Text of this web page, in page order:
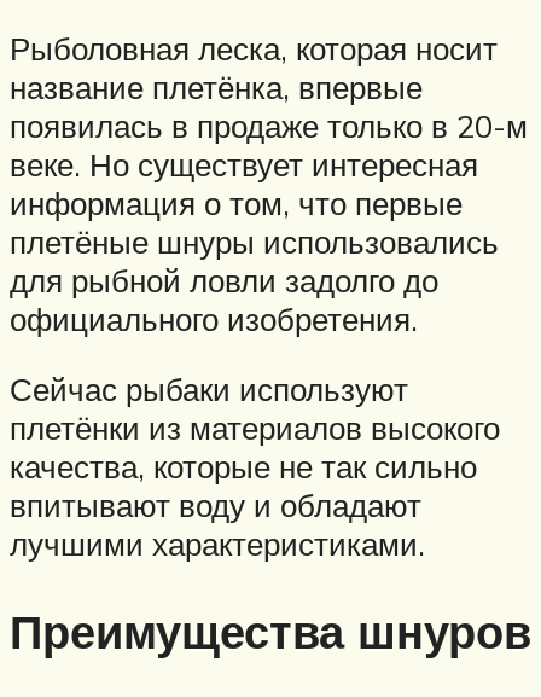
Рыболовная леска, которая носит
название плетёнка, впервые
появилась в продаже только в 20-м
веке. Но существует интересная
информация о том, что первые
плетёные шнуры использовались
для рыбной ловли задолго до
официального изобретения.
Сейчас рыбаки используют
плетёнки из материалов высокого
качества, которые не так сильно
впитывают воду и обладают
лучшими характеристиками.
Преимущества шнуров